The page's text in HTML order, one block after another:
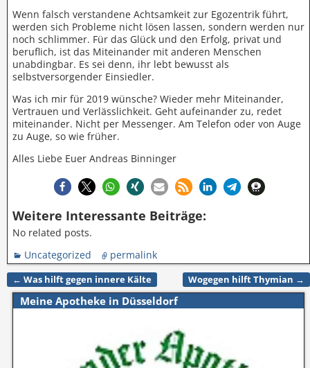
Wenn falsch verstandene Achtsamkeit zur Egozentrik führt,
werden sich Probleme nicht lösen lassen, sondern werden nur
noch schlimmer. Für das Glück und den Erfolg, privat und
beruflich, ist das Miteinander mit anderen Menschen
unabdingbar. Es sei denn, ihr lebt bewusst als
selbstversorgender Einsiedler.
Was ich mir für 2019 wünsche? Wieder mehr Miteinander,
Vertrauen und Verlässlichkeit. Geht aufeinander zu, redet
miteinander. Nicht per Messenger. Am Telefon oder von Auge
zu Auge, so wie früher.
Alles Liebe Euer Andreas Binninger
Weitere Interessante Beiträge:
No related posts.
Uncategorized
permalink
Artikelnavigation
← Was hilft gegen innere Kälte Wogegen hilft Thymian →
Meine Apotheke in Düsseldorf